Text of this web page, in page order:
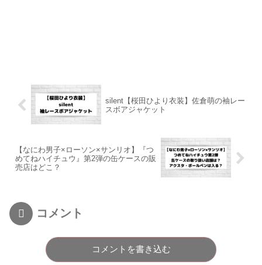
silent【桜田ひより衣装】佐倉萌の袖レー
スボアジャケット
【なにわ男子×ローソン×サンリオ】『つ
めてねハイチュウ』第2弾の缶ケースの販
売店はどこ？
コメント
コメントを書き込む